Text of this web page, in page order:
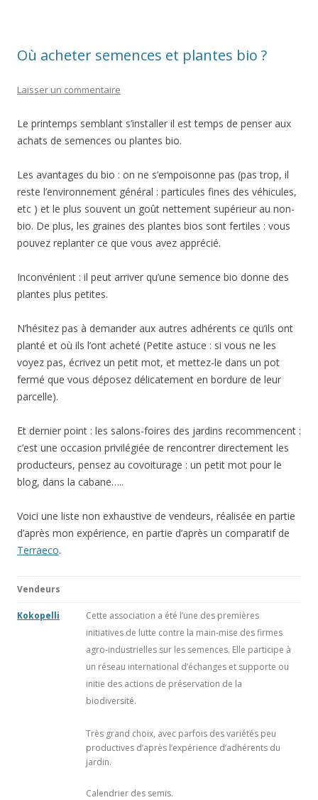
Où acheter semences et plantes bio ?
Laisser un commentaire
Le printemps semblant s’installer il est temps de penser aux
achats de semences ou plantes bio.
Les avantages du bio : on ne s’empoisonne pas (pas trop, il
reste l’environnement général : particules fines des véhicules,
etc ) et le plus souvent un goût nettement supérieur au non-
bio. De plus, les graines des plantes bios sont fertiles : vous
pouvez replanter ce que vous avez apprécié.
Inconvénient : il peut arriver qu’une semence bio donne des
plantes plus petites.
N’hésitez pas à demander aux autres adhérents ce qu’ils ont
planté et où ils l’ont acheté (Petite astuce : si vous ne les
voyez pas, écrivez un petit mot, et mettez-le dans un pot
fermé que vous déposez délicatement en bordure de leur
parcelle).
Et dernier point : les salons-foires des jardins recommencent :
c’est une occasion privilégiée de rencontrer directement les
producteurs, pensez au covoiturage : un petit mot pour le
blog, dans la cabane…..
Voici une liste non exhaustive de vendeurs, réalisée en partie
d’après mon expérience, en partie d’après un comparatif de
Terraeco.
Vendeurs
Kokopelli
Cette association a été l’une des premières
initiatives de lutte contre la main-mise des firmes
agro-industrielles sur les semences. Elle participe à
un réseau international d’échanges et supporte ou
initie des actions de préservation de la
biodiversité.
Très grand choix, avec parfois des variétés peu
productives d’après l’expérience d’adhérents du
jardin.
Calendrier des semis.